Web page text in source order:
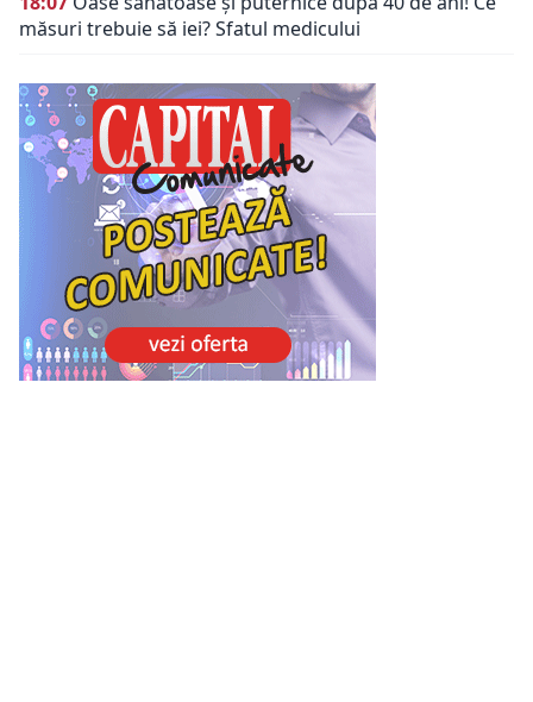
măsuri trebuie să iei? Sfatul medicului